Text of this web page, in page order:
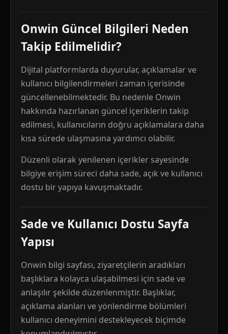
Onwin Güncel Bilgileri Neden
Takip Edilmelidir?
Dijital platformlarda duyurular, açıklamalar ve
kullanıcı bilgilendirmeleri zaman içerisinde
güncellenebilmektedir. Bu nedenle Onwin
hakkında hazırlanan güncel içeriklerin takip
edilmesi, kullanıcıların doğru açıklamalara daha
kısa sürede ulaşmasına yardımcı olabilir.
Düzenli olarak yenilenen içerikler sayesinde
bilgiye erişim süreci daha sade, açık ve kullanıcı
dostu bir yapıya kavuşmaktadır.
Sade ve Kullanıcı Dostu Sayfa
Yapısı
Onwin bilgi sayfası, ziyaretçilerin aradıkları
başlıklara kolayca ulaşabilmesi için sade ve
anlaşılır şekilde düzenlenmiştir. Başlıklar,
açıklama alanları ve yönlendirme bölümleri
kullanıcı deneyimini destekleyecek biçimde